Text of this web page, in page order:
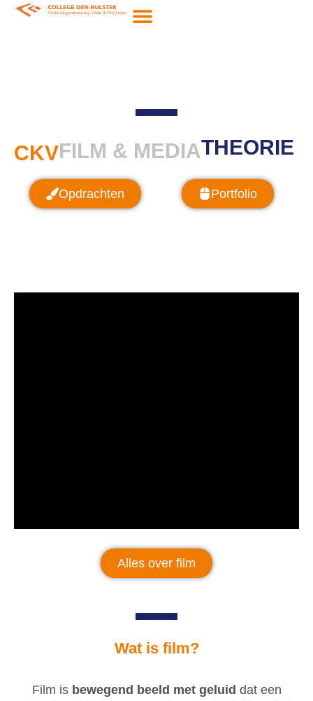
CKVFILM & MEDIATHEORIE
Opdrachten Portfolio
Alles over film
Wat is film?
Film is bewegend beeld met geluid dat een